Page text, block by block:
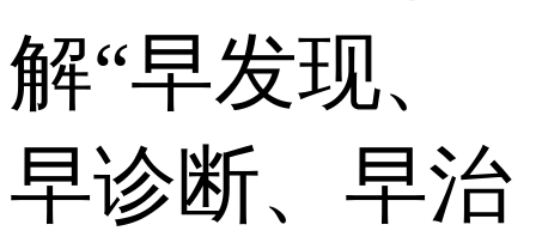
解“早发现、
早诊断、早治